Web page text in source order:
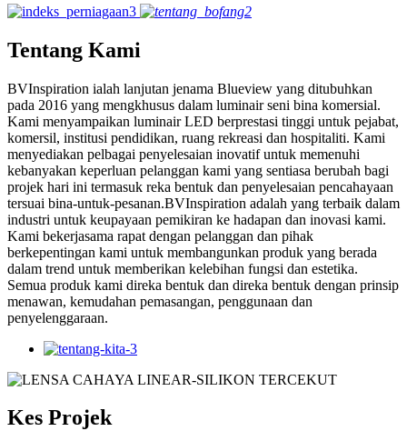
Tentang Kami
BVInspiration ialah lanjutan jenama Blueview yang ditubuhkan
pada 2016 yang mengkhusus dalam luminair seni bina komersial.
Kami menyampaikan luminair LED berprestasi tinggi untuk pejabat,
komersil, institusi pendidikan, ruang rekreasi dan hospitaliti. Kami
menyediakan pelbagai penyelesaian inovatif untuk memenuhi
kebanyakan keperluan pelanggan kami yang sentiasa berubah bagi
projek hari ini termasuk reka bentuk dan penyelesaian pencahayaan
tersuai bina-untuk-pesanan.BVInspiration adalah yang terbaik dalam
industri untuk keupayaan pemikiran ke hadapan dan inovasi kami.
Kami bekerjasama rapat dengan pelanggan dan pihak
berkepentingan kami untuk membangunkan produk yang berada
dalam trend untuk memberikan kelebihan fungsi dan estetika.
Semua produk kami direka bentuk dan direka bentuk dengan prinsip
menawan, kemudahan pemasangan, penggunaan dan
penyelenggaraan.
Kes Projek